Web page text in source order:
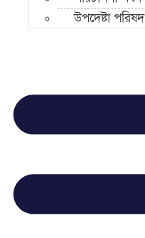
উপদেষ্টা পরিষদ